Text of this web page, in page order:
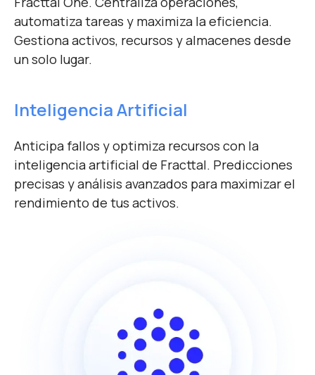
automatiza tareas y maximiza la eficiencia.
Gestiona activos, recursos y almacenes desde
un solo lugar.
Inteligencia Artificial
Anticipa fallos y optimiza recursos con la
inteligencia artificial de Fracttal. Predicciones
precisas y análisis avanzados para maximizar el
rendimiento de tus activos.